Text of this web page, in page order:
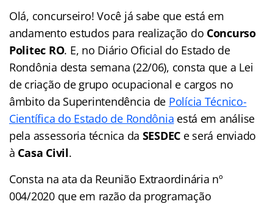
Olá, concurseiro! Você já sabe que está em
andamento estudos para realização do Concurso
Politec RO. E, no Diário Oficial do Estado de
Rondônia desta semana (22/06), consta que a Lei
de criação de grupo ocupacional e cargos no
âmbito da Superintendência de Polícia Técnico-
Científica do Estado de Rondônia está em análise
pela assessoria técnica da SESDEC e será enviado
à Casa Civil.
Consta na ata da Reunião Extraordinária nº
004/2020 que em razão da programação